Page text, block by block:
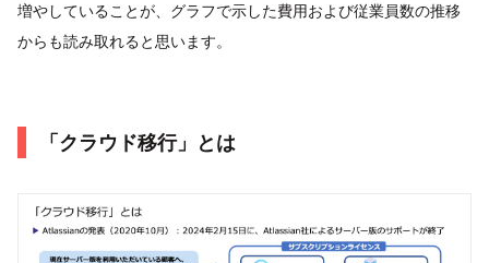
増やしていることが、グラフで示した費用および従業員数の推移
からも読み取れると思います。
「クラウド移行」とは